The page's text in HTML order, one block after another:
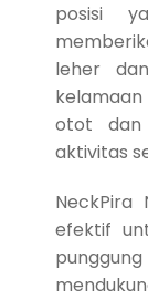
posisi
leher
otot dan
aktivitas
NeckPira
efektif